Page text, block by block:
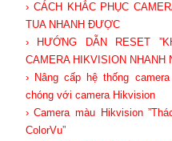
› CÁCH KHẮC PHỤC
TUA NHANH ĐƯỢC
› HƯỚNG DẪN RESET
CAMERA HIKVISION NHANH
› Nâng cấp hệ thống
chóng với camera Hikvision
› Camera màu Hikvision
ColorVu”